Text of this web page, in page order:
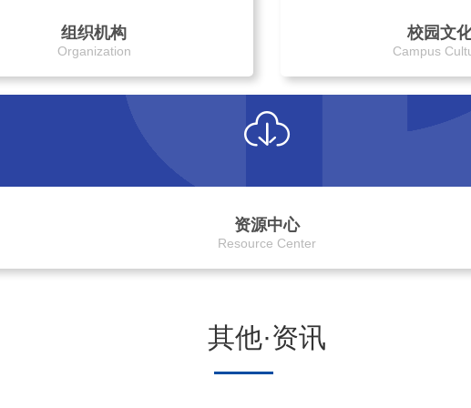
组织机构
Organization
校园文
Campus
资源中心
Resource Center
其他·资讯